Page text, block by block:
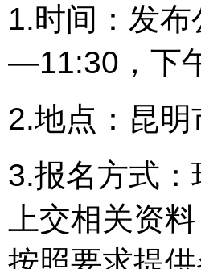
1.时间：发
—11:30，下
2.地点：昆
3.报名方式
上交相关资
按照要求提